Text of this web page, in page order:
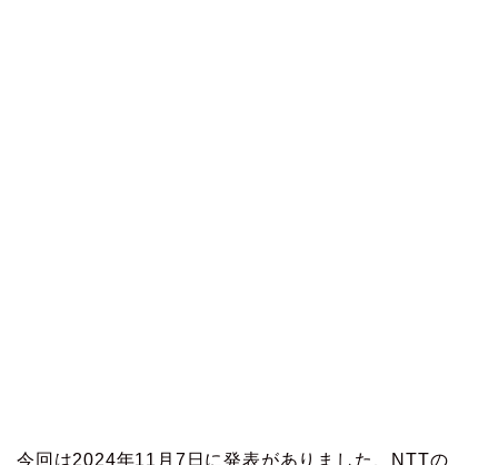
今回は2024年11月7日に発表がありました、NTTの